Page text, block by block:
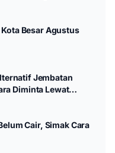
Besar Agustus
Jembatan
Diminta Lewat
Cair, Simak Cara